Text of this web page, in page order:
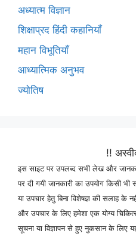
अध्यात्म विज्ञान
शिक्षाप्रद हिंदी कहानियाँ
महान विभूतियाँ
आध्यात्मिक अनुभव
ज्योतिष
!!
इस साइट पर उपलब्द सभी लेख और
पर दी गयी जानकारी का उपयोग किसी भी
या उपचार हेतु बिना विशेषज्ञ की सलाह के
और उपचार के लिए हमेशा एक योग्य
सूचना या विज्ञापन से हुए नुकसान के लिए यह